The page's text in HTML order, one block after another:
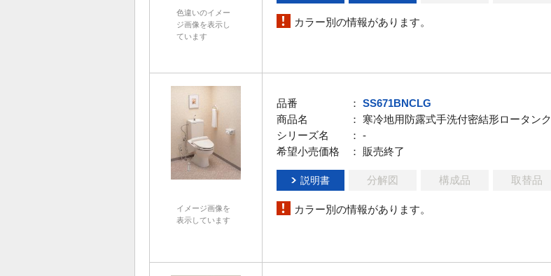
色違いのイメー
ジ画像を表示し
ています
カラー別の情報があります。
イメージ画像を
表示しています
品番 ： SS671BNCLG
商品名
： 寒冷地用防露式手洗付密結形ロータンク
シリーズ名
： -
希望小売価格
： 販売終了
説明書 分解図 構成品 取替品
カラー別の情報があります。